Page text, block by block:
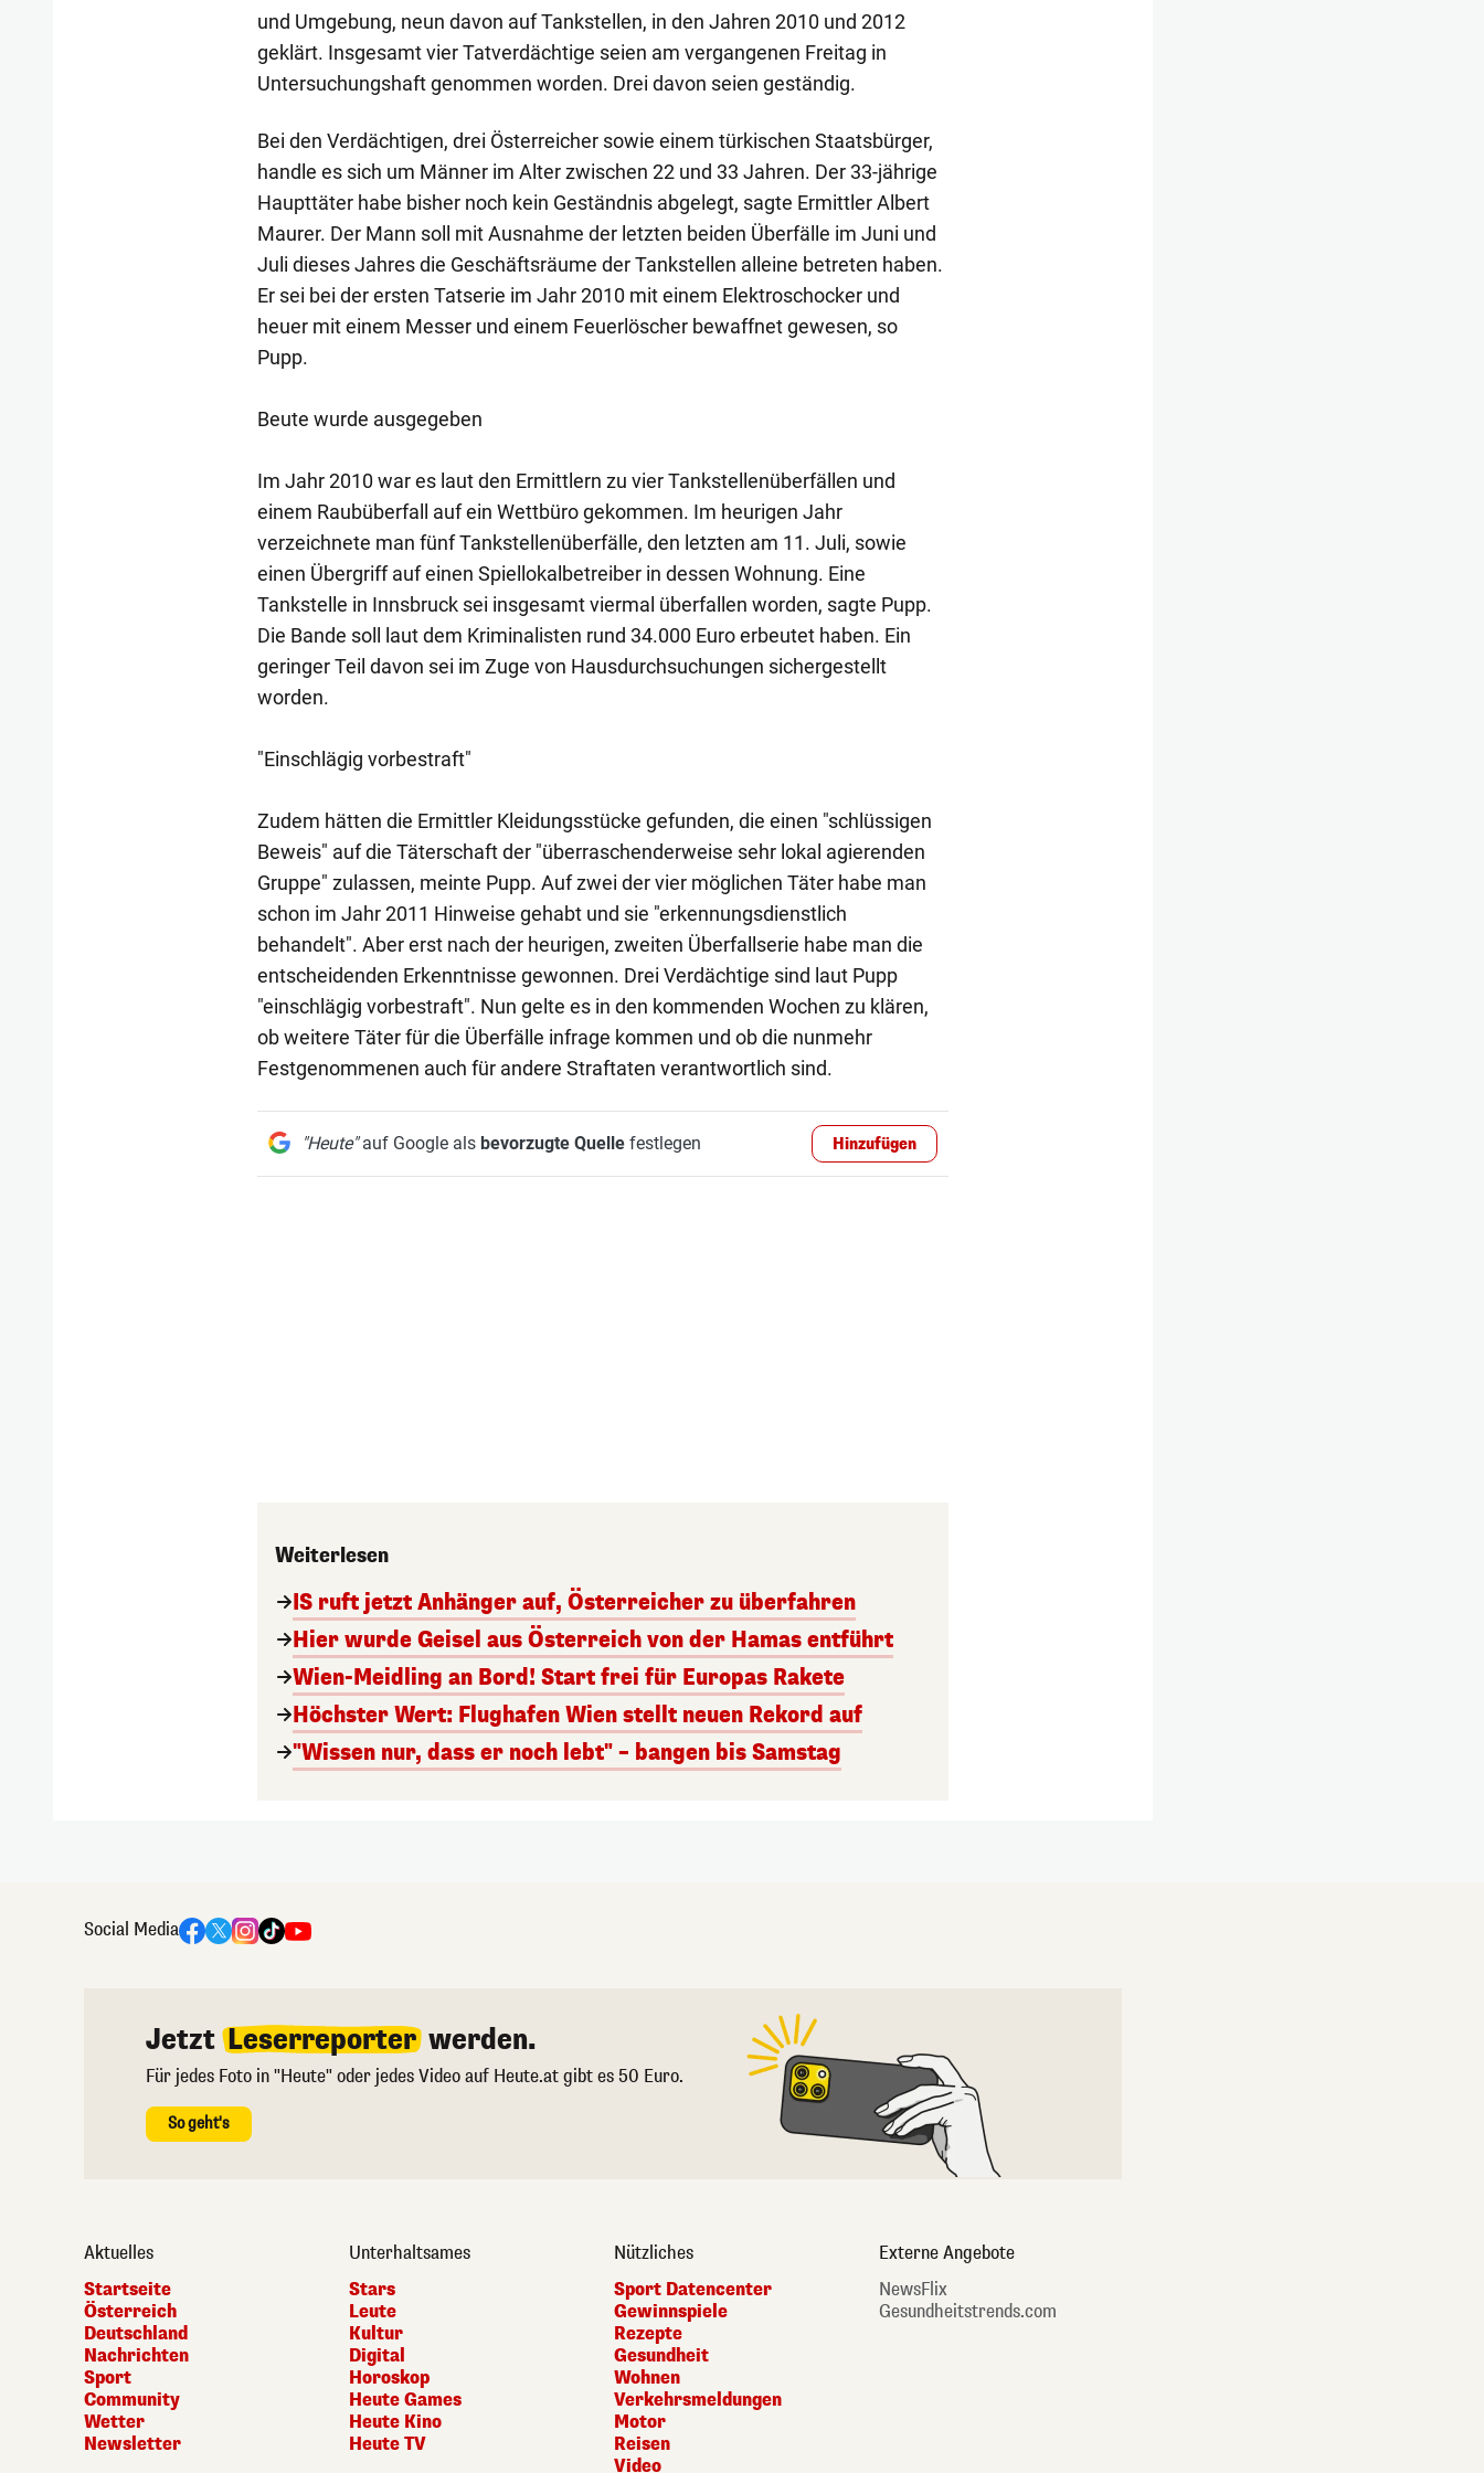
und Umgebung, neun davon auf Tankstellen, in den Jahren 2010 und 2012
geklärt. Insgesamt vier Tatverdächtige seien am vergangenen Freitag in
Untersuchungshaft genommen worden. Drei davon seien geständig.
Bei den Verdächtigen, drei Österreicher sowie einem türkischen Staatsbürger,
handle es sich um Männer im Alter zwischen 22 und 33 Jahren. Der 33-jährige
Haupttäter habe bisher noch kein Geständnis abgelegt, sagte Ermittler Albert
Maurer. Der Mann soll mit Ausnahme der letzten beiden Überfälle im Juni und
Juli dieses Jahres die Geschäftsräume der Tankstellen alleine betreten haben.
Er sei bei der ersten Tatserie im Jahr 2010 mit einem Elektroschocker und
heuer mit einem Messer und einem Feuerlöscher bewaffnet gewesen, so
Pupp.
Beute wurde ausgegeben
Im Jahr 2010 war es laut den Ermittlern zu vier Tankstellenüberfällen und
einem Raubüberfall auf ein Wettbüro gekommen. Im heurigen Jahr
verzeichnete man fünf Tankstellenüberfälle, den letzten am 11. Juli, sowie
einen Übergriff auf einen Spiellokalbetreiber in dessen Wohnung. Eine
Tankstelle in Innsbruck sei insgesamt viermal überfallen worden, sagte Pupp.
Die Bande soll laut dem Kriminalisten rund 34.000 Euro erbeutet haben. Ein
geringer Teil davon sei im Zuge von Hausdurchsuchungen sichergestellt
worden.
"Einschlägig vorbestraft"
Zudem hätten die Ermittler Kleidungsstücke gefunden, die einen "schlüssigen
Beweis" auf die Täterschaft der "überraschenderweise sehr lokal agierenden
Gruppe" zulassen, meinte Pupp. Auf zwei der vier möglichen Täter habe man
schon im Jahr 2011 Hinweise gehabt und sie "erkennungsdienstlich
behandelt". Aber erst nach der heurigen, zweiten Überfallserie habe man die
entscheidenden Erkenntnisse gewonnen. Drei Verdächtige sind laut Pupp
"einschlägig vorbestraft". Nun gelte es in den kommenden Wochen zu klären,
ob weitere Täter für die Überfälle infrage kommen und ob die nunmehr
Festgenommenen auch für andere Straftaten verantwortlich sind.
"Heute"auf Google als bevorzugte Quellefestlegen Hinzufügen
Weiterlesen
IS ruft jetzt Anhänger auf, Österreicher zu überfahren
Hier wurde Geisel aus Österreich von der Hamas entführt
Wien-Meidling an Bord! Start frei für Europas Rakete
Höchster Wert: Flughafen Wien stellt neuen Rekord auf
"Wissen nur, dass er noch lebt" – bangen bis Samstag
Social Media
Jetzt Leserreporter werden.
Für jedes Foto in "Heute" oder jedes Video auf Heute.at gibt es 50 Euro.
So geht's
Aktuelles
Startseite
Österreich
Deutschland
Nachrichten
Sport
Community
Wetter
Newsletter
Unterhaltsames
Stars
Leute
Kultur
Digital
Horoskop
Heute Games
Heute Kino
Heute TV
Nützliches
Sport Datencenter
Gewinnspiele
Rezepte
Gesundheit
Wohnen
Verkehrsmeldungen
Motor
Reisen
Video
Externe Angebote
NewsFlix
Gesundheitstrends.com